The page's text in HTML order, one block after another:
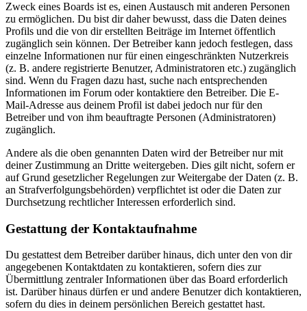
Zweck eines Boards ist es, einen Austausch mit anderen Personen
zu ermöglichen. Du bist dir daher bewusst, dass die Daten deines
Profils und die von dir erstellten Beiträge im Internet öffentlich
zugänglich sein können. Der Betreiber kann jedoch festlegen, dass
einzelne Informationen nur für einen eingeschränkten Nutzerkreis
(z. B. andere registrierte Benutzer, Administratoren etc.) zugänglich
sind. Wenn du Fragen dazu hast, suche nach entsprechenden
Informationen im Forum oder kontaktiere den Betreiber. Die E-
Mail-Adresse aus deinem Profil ist dabei jedoch nur für den
Betreiber und von ihm beauftragte Personen (Administratoren)
zugänglich.
Andere als die oben genannten Daten wird der Betreiber nur mit
deiner Zustimmung an Dritte weitergeben. Dies gilt nicht, sofern er
auf Grund gesetzlicher Regelungen zur Weitergabe der Daten (z. B.
an Strafverfolgungsbehörden) verpflichtet ist oder die Daten zur
Durchsetzung rechtlicher Interessen erforderlich sind.
Gestattung der Kontaktaufnahme
Du gestattest dem Betreiber darüber hinaus, dich unter den von dir
angegebenen Kontaktdaten zu kontaktieren, sofern dies zur
Übermittlung zentraler Informationen über das Board erforderlich
ist. Darüber hinaus dürfen er und andere Benutzer dich kontaktieren,
sofern du dies in deinem persönlichen Bereich gestattet hast.